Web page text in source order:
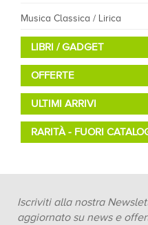
Musica Classica / Lirica
LIBRI / GADGET
OFFERTE
ULTIMI ARRIVI
RARITÀ - FUORI
Iscriviti alla nostra
aggiornato su news e